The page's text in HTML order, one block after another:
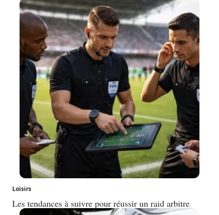
Loisirs
Les tendances à suivre pour réussir un raid arbitre